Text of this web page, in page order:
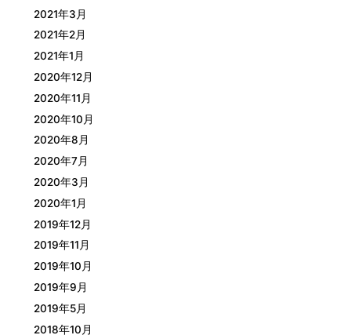
2021年3月
2021年2月
2021年1月
2020年12月
2020年11月
2020年10月
2020年8月
2020年7月
2020年3月
2020年1月
2019年12月
2019年11月
2019年10月
2019年9月
2019年5月
2018年10月